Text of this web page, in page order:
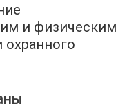
и физическим
охранного